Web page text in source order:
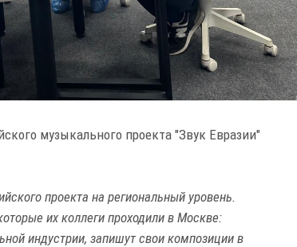
музыкального проекта "Звук Евразии"
проекта на региональный уровень.
их коллеги проходили в Москве:
индустрии, запишут свои композиции в